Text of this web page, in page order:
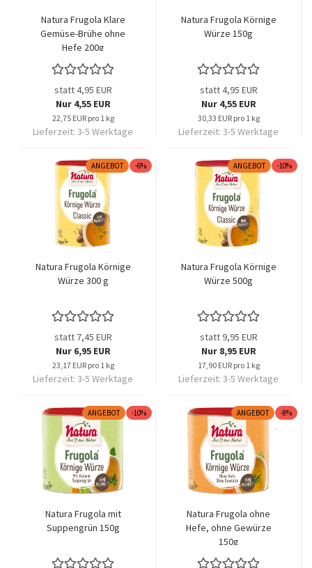
Natura Frugola Klare
Gemüse-Brühe ohne
Hefe 200g
statt 4,95 EUR
Nur 4,55 EUR
22,75 EUR pro 1 kg
Lieferzeit: 3-5 Werktage
Natura Frugola Körnige
Würze 150g
statt 4,95 EUR
Nur 4,55 EUR
30,33 EUR pro 1 kg
Lieferzeit: 3-5 Werktage
ANGEBOT -6%
Natura Frugola Körnige
Würze 300 g
statt 7,45 EUR
Nur 6,95 EUR
23,17 EUR pro 1 kg
Lieferzeit: 3-5 Werktage
ANGEBOT -10%
Natura Frugola Körnige
Würze 500g
statt 9,95 EUR
Nur 8,95 EUR
17,90 EUR pro 1 kg
Lieferzeit: 3-5 Werktage
ANGEBOT -10%
Natura Frugola mit
Suppengrün 150g
ANGEBOT -8%
Natura Frugola ohne
Hefe, ohne Gewürze
150g